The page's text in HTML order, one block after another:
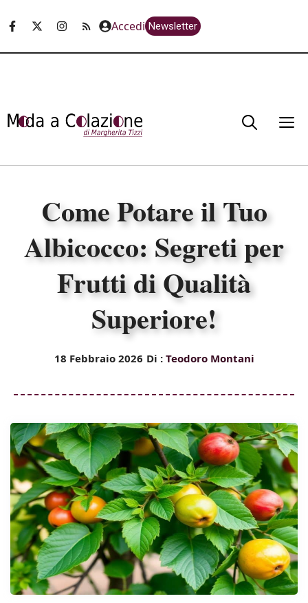
Accedi Newsletter
Come Potare il Tuo
Albicocco: Segreti per
Frutti di Qualità
Superiore!
18 Febbraio 2026 Di : Teodoro Montani